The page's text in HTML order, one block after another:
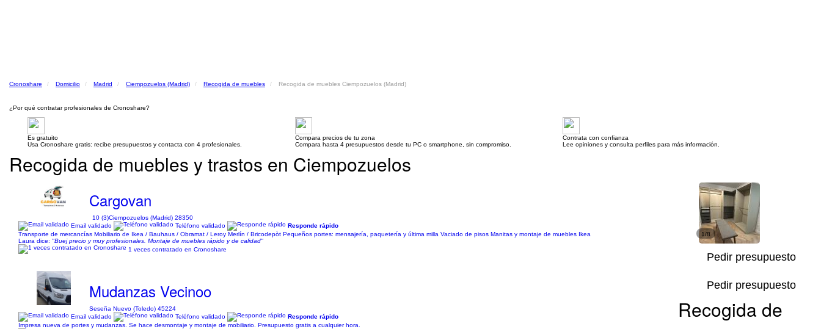
Cronoshare Domicilio Madrid Ciempozuelos (Madrid) Recogida de muebles Recogida de muebles Ciempozuelos (Madrid)
¿Por qué contratar profesionales de Cronoshare?
Es gratuito
Usa Cronoshare gratis: recibe presupuestos y contacta con 4 profesionales.
Compara precios de tu zona
Compara hasta 4 presupuestos desde tu PC o smartphone, sin compromiso.
Contrata con confianza
Lee opiniones y consulta perfiles para más información.
Recogida de muebles y trastos en Ciempozuelos
Cargovan
10 (3)Ciempozuelos (Madrid) 28350
Email validado
Teléfono validado
Responde rápido
Transporte de mercancías Mobiliario de Ikea / Bauhaus / Obramat / Leroy Merlín / Bricodepòt Pequeños portes: mensajería, paquetería y última milla Vaciado de pisos Manitas y montaje de muebles Ikea
Laura dice: "Buej precio y muy profesionales. Montaje de muebles rápido y de calidad"
1 veces contratado en Cronoshare
1/8
Pedir presupuesto
Mudanzas Vecinoo
Seseña Nuevo (Toledo) 45224
Email validado
Teléfono validado
Responde rápido
Impresa nueva de portes y mudanzas. Se hace desmontaje y montaje de mobiliario. Presupuesto gratis a cualquier hora.
Pedir presupuesto
Recogida de